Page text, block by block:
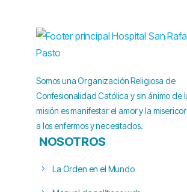
Somos una Organización Religiosa de
Confesionalidad Católica y sin ánimo de
misión es manifestar el amor y la
a los enfermos y necesitados.
NOSOTROS
La Orden en el Mundo